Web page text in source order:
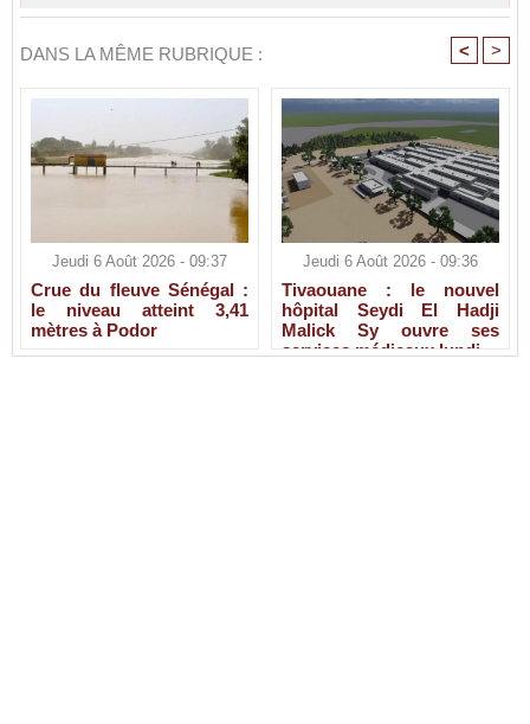
DANS LA MÊME RUBRIQUE : < >
Jeudi 6 Août 2026 - 09:37
Crue du fleuve Sénégal :
le niveau atteint 3,41
mètres à Podor
Jeudi 6 Août 2026 - 09:36
Tivaouane : le nouvel
hôpital Seydi El Hadji
Malick Sy ouvre ses
services médicaux lundi